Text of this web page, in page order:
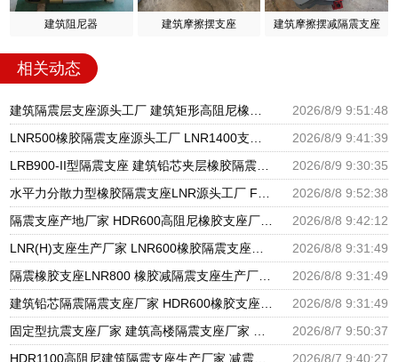
建筑阻尼器 建筑摩擦摆支座 建筑摩擦摆减隔震支座
相关动态
2026/8/9 9:51:48
2026/8/9 9:41:39
2026/8/9 9:30:35
2026/8/8 9:52:38
2026/8/8 9:42:12
2026/8/8 9:31:49
2026/8/8 9:31:49
2026/8/8 9:31:49
2026/8/7 9:50:37
2026/8/7 9:40:27